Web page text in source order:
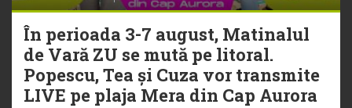
În perioada 3-7 august, Matinalul
de Vară ZU se mută pe litoral.
Popescu, Tea și Cuza vor transmite
LIVE pe plaja Mera din Cap Aurora